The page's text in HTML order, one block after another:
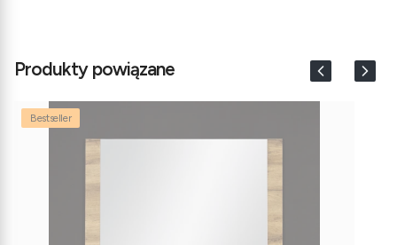
Produkty powiązane
Bestseller